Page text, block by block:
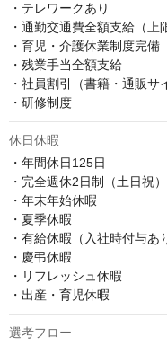
・テレワークあり
・通勤交通費全額支給（上
・育児・介護休業制度完備
・残業手当全額支給
・社員割引（書籍・通販サ
・研修制度
休日休暇
・年間休日125日
・完全週休2日制（土日祝）
・年末年始休暇
・夏季休暇
・有給休暇（入社時付与あ
・慶弔休暇
・リフレッシュ休暇
・出産・育児休暇
選考フロー